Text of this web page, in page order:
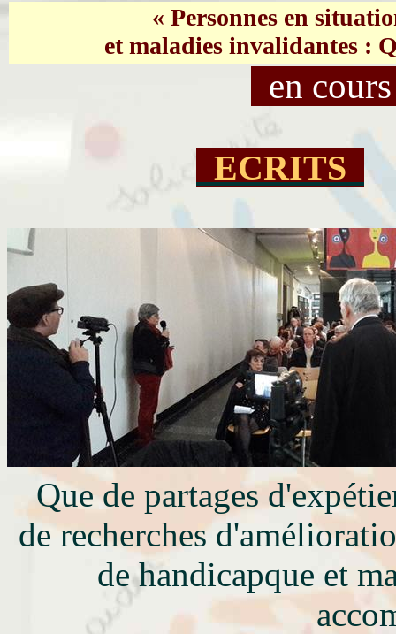
« Personnes en
et maladies invalidantes :
en
ECRITS
Que de partages
de recherches
de handicapque et